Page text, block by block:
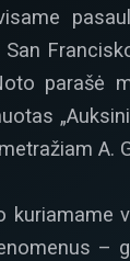
parašė
A.
–